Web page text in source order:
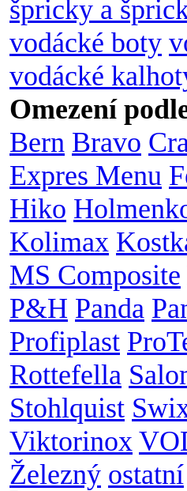
špricky a
vodácké boty
vodácké
Omezení
Bern Bravo
Expres Menu
Hiko
Kolimax
MS Composite
P&H Panda
Profiplast
Rottefella
Stohlquist
Viktorinox
Železný ostatní